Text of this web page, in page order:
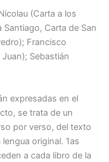
(Carta a los
Carta de San
Francisco
Sebastián
expresadas en el
se trata de un
por verso, del texto
original. 1as
a cada libro de la